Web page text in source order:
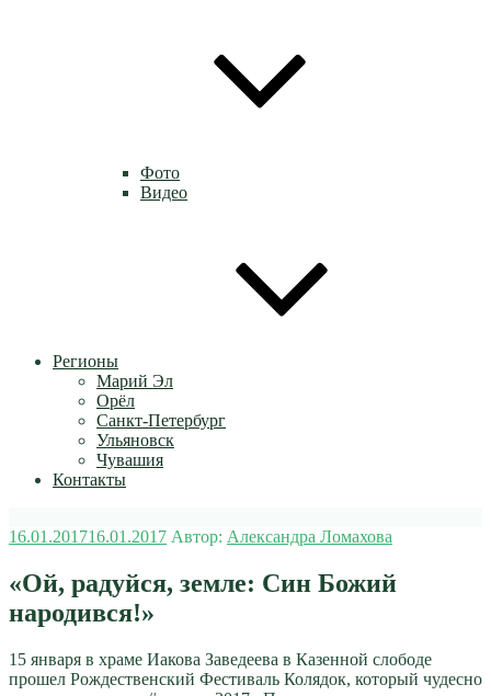
Фото
Видео
Регионы
Марий Эл
Орёл
Санкт-Петербург
Ульяновск
Чувашия
Контакты
Опубликовано
16.01.201716.01.2017 Автор: Александра Ломахова
«Ой, радуйся, земле: Син Божий
народився!»
15 января в храме Иакова Заведеева в Казенной слободе
прошел Рождественский Фестиваль Колядок, который чудесно